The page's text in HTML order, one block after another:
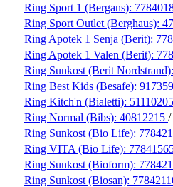
Ring Sport 1 (Bergans):
Ring Sport Outlet (Berghaus):
Ring Apotek 1 Senja (Berit):
Ring Apotek 1 Valen (Berit):
Ring Sunkost (Berit Nordstrand):
Ring Best Kids (Besafe):
Ring Kitch'n (Bialetti): 51110205
Ring Normal (Bibs): 40812215 /
Ring Sunkost (Bio Life):
Ring VITA (Bio Life):
Ring Sunkost (Bioform):
Ring Sunkost (Biosan):